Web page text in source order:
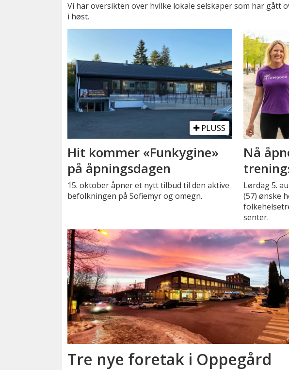
Vi har oversikten over hvilke lokale selskaper som har gått
i høst.
PLUSS
Hit kommer «Funkygine»
på åpningsdagen
15. oktober åpner et nytt tilbud til den aktive
befolkningen på Sofiemyr og omegn.
Nå
Lørdag 5.
(57) ønske
senter.
Tre nye foretak i Oppegård